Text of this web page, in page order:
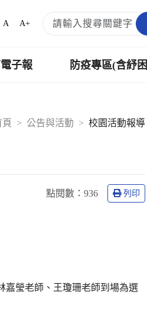
A A+
子報 防疫專區(含紓
頁
公告與活動 校園活動報導
點閱數： 936 列印
嘉瑩老師、王瓊珊老師到場為選